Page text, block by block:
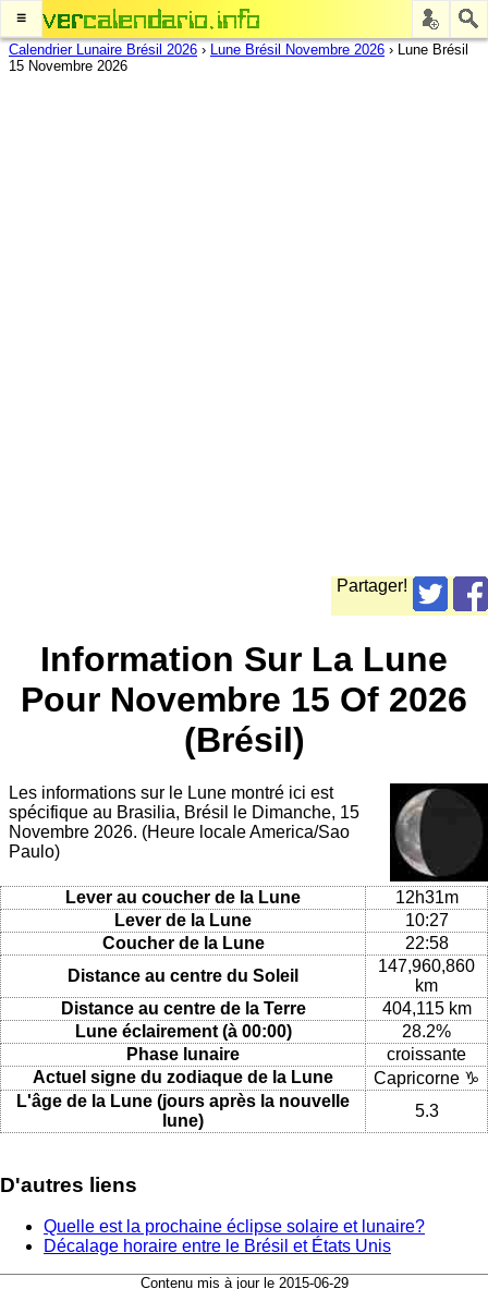
≡
Calendrier Lunaire Brésil 2026 › Lune Brésil Novembre 2026 › Lune Brésil
15 Novembre 2026
Partager!
Information Sur La Lune
Pour Novembre 15 Of 2026
(Brésil)
Les informations sur le Lune montré ici est
spécifique au Brasilia, Brésil le Dimanche, 15
Novembre 2026. (Heure locale America/Sao
Paulo)
Lever au coucher de la Lune
12h31m
Lever de la Lune
10:27
Coucher de la Lune
22:58
Distance au centre du Soleil
147,960,860
km
Distance au centre de la Terre
404,115 km
Lune éclairement (à 00:00)
28.2%
Phase lunaire
croissante
Actuel signe du zodiaque de la Lune
Capricorne ♑
L'âge de la Lune (jours après la nouvelle
lune)
5.3
D'autres liens
Quelle est la prochaine éclipse solaire et lunaire?
Décalage horaire entre le Brésil et États Unis
Contenu mis à jour le 2015-06-29